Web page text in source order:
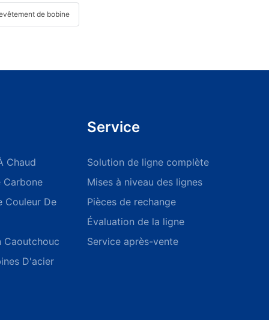
de bobine
Chaud
Carbone
Couleur De
Caoutchouc
D'acier
Service
Solution de ligne complète
Mises à niveau des lignes
Pièces de rechange
Évaluation de la ligne
Service après-vente